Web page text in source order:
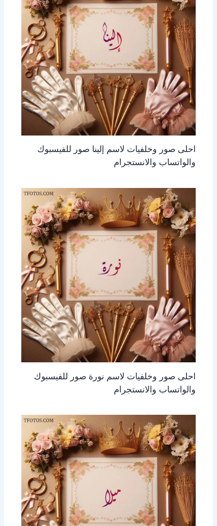
احلى صور وخلفيات لاسم إلينا صور للفيسبوك
والواتساب والانستجرام
احلى صور وخلفيات لاسم نورة صور للفيسبوك
والواتساب والانستجرام